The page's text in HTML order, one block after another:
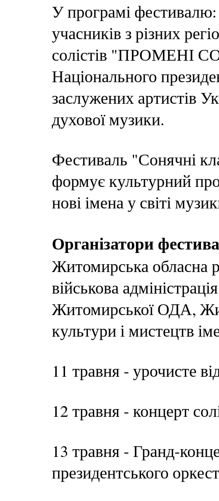
У програмі
учасників з різних
солістів "ПРОМЕНІ
Національного
заслужених артистів
духової музики.
Фестиваль "Сонячні
формує культурний
нові імена у світі
Організатори
Житомирська обласна
військова
Житомирської ОДА,
культури і мистецтв
11 травня - урочисте
12 травня - концерт
13 травня - Гранд-
президентського